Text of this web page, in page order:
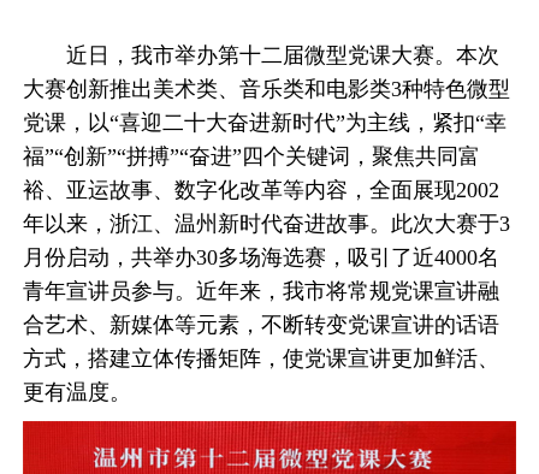
近日，我市举办第十二届微型党课大赛。本次
大赛创新推出美术类、音乐类和电影类3种特色微型
党课，以“喜迎二十大奋进新时代”为主线，紧扣“幸
福”“创新”“拼搏”“奋进”四个关键词，聚焦共同富
裕、亚运故事、数字化改革等内容，全面展现2002
年以来，浙江、温州新时代奋进故事。此次大赛于3
月份启动，共举办30多场海选赛，吸引了近4000名
青年宣讲员参与。近年来，我市将常规党课宣讲融
合艺术、新媒体等元素，不断转变党课宣讲的话语
方式，搭建立体传播矩阵，使党课宣讲更加鲜活、
更有温度。